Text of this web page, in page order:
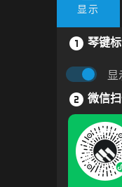
显示
琴键
微信